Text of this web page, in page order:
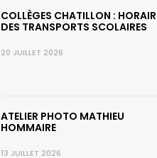
COLLÈGES CHATILLON :
DES TRANSPORTS SCOLAIRES
20 JUILLET 2026
ATELIER PHOTO MATHIEU
HOMMAIRE
13 JUILLET 2026